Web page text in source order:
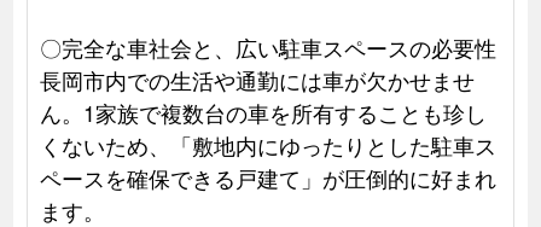
〇完全な車社会と、広い駐車スペースの必要性
長岡市内での生活や通勤には車が欠かせませ
ん。1家族で複数台の車を所有することも珍し
くないため、「敷地内にゆったりとした駐車ス
ペースを確保できる戸建て」が圧倒的に好まれ
ます。